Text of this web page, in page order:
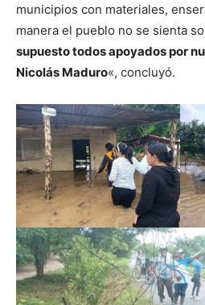
municipios con materiales,
manera el pueblo no se sienta
supuesto todos apoyados por
Nicolás Maduro«, concluyó.